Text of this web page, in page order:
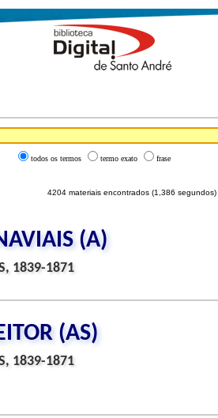
todos os termos termo exato frase
4204 materiais encontrados (1,386 segundos)
(A)
1839-1871
(AS)
1839-1871